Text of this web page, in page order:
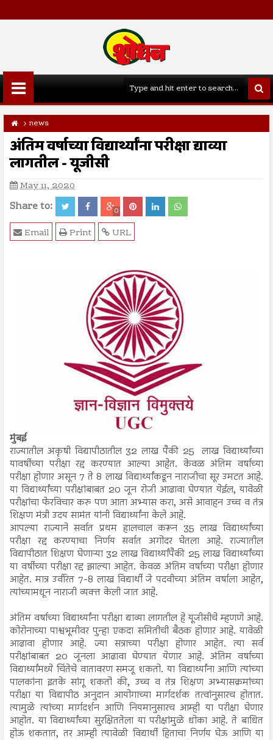
news
अंतिम वर्षाच्या विद्यार्थ्यांना परीक्षा द्याव्या
लागतील - यूजीसी
May 11, 2020
Share to: 0
URL
Print
Email
मुंबई
राज्यातील अकृषी विद्यापीठातील 32 लाख पैकी 25 लाख विद्यार्थ्यांच्या
यावर्षीच्या परीक्षा रद्द करण्यात आल्या आहेत. केवळ अंतिम वर्षाच्या
परीक्षा होणार असून 7 ते 8 लाख विद्यार्थ्यांकडून नाराजीचा सूर उमटत आहे.
या विद्यार्थ्यांच्या परीक्षांबाबत 20 जून रोजी आढावा घेण्यात येईल, यावेळी
परीक्षांचा फेरविचार करु पण आता अभ्यास करा, असे आवाहन उच्च व तंत्र
शिक्षण मंत्री उदय सामंत यांनी विद्यार्थ्यांना केले आहे.
आपल्या राज्याने सर्वात प्रथम हालचाल करून 35 लाख विद्यार्थ्यांच्या
परीक्षा रद्द करण्याचा निर्णय सर्वात अगोदर घेतला आहे. राज्यातील
विद्यापीठात शिक्षण घेणाऱ्या 32 लाख विद्यार्थ्यांपैकी 25 लाख विद्यार्थ्यांच्या
या वर्षीच्या परीक्षा रद्द झाल्या आहेत. केवळ अंतिम वर्षाच्या परीक्षा होणार
आहेत. मात्र उर्वरित 7-8 लाख विद्यार्थी जे पदवीच्या अंतिम वर्षाला आहेत,
त्यांच्यामधून नाराजी व्यक्त केली जात आहे.
अंतिम वर्षाच्या विद्यार्थ्यांना परीक्षा द्याव्या लागतील हे यूजीसीचे म्हणणे आहे.
कोरोनाच्या पाश्वभूमीवर पुन्हा एकदा समितीची बैठक होणार आहे. यावेळी
आढावा होणार आहे. ज्या सत्राच्या परीक्षा होणार आहेत. त्या सर्व
परीक्षांबाबत 20 जूनला आढावा घेण्यात येणार आहे. अंतिम वर्षाच्या
विद्यार्थ्यांमध्ये चिंतेचे वातावरण समजू शकतो. या विद्यार्थ्यांना आणि त्यांच्या
पालकांना इतके सांगू शकतो की, उच्च व तंत्र शिक्षण अभ्यासक्रमांच्या
परीक्षा या विद्यापीठ अनुदान आयोगाच्या मार्गदर्शक तत्वांनुसारच होतात.
त्यामुळे त्यांच्या मार्गदर्शन आणि नियमानुसारच आम्ही या परीक्षा घेणार
आहोत. या विद्यार्थ्यांच्या सुरक्षिततेला या परीक्षांमुळे धोका आहे. ते बाधित
होऊ शकतात, तर आम्ही त्यावेळी विद्यार्थी हिताचा निर्णय घेऊ आणि या